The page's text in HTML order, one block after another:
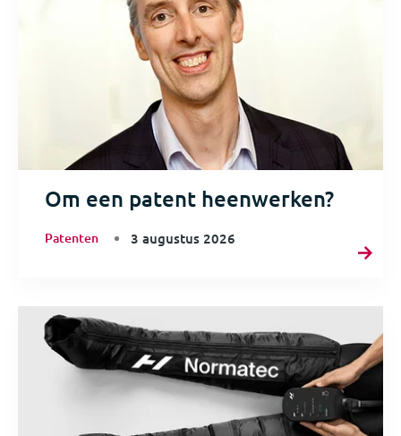
Om een patent heenwerken?
Patenten 3 augustus 2026